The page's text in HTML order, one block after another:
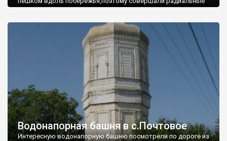
Водонапорная башня в с.Почтовое
Интересную водонапорную башню посмотрели по дороге из